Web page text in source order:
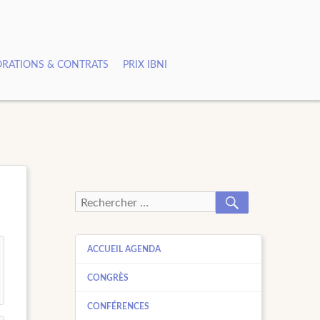
& CONTRATS PRIX IBNI
Recherche
ACCUEIL AGENDA
CONGRÈS
CONFÉRENCES